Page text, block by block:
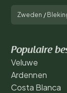
Zweden /
Populaire
Veluwe
Ardennen
Costa Blanca